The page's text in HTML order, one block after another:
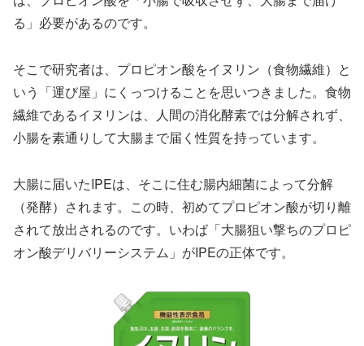
る」必要があるのです。
そこで研究者は、プロピオン酸をイヌリン（食物繊維）と
いう「運び屋」にくっつけることを思いつきました。食物
繊維であるイヌリンは、人間の消化酵素では分解されず、
小腸を素通りして大腸まで届く性質を持っています。
大腸に届いたIPEは、そこに住む腸内細菌によって分解
（発酵）されます。この時、初めてプロピオン酸が切り離
されて放出されるのです。いわば「大腸狙い撃ちのプロピ
オン酸デリバリーシステム」がIPEの正体です。